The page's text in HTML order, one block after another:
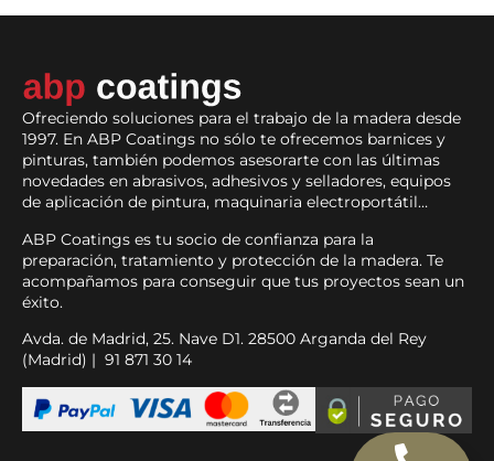
Ofreciendo soluciones para el trabajo de la madera desde
1997. En ABP Coatings no sólo te ofrecemos barnices y
pinturas, también podemos asesorarte con las últimas
novedades en abrasivos, adhesivos y selladores, equipos
de aplicación de pintura, maquinaria electroportátil…
ABP Coatings es tu socio de confianza para la
preparación, tratamiento y protección de la madera. Te
acompañamos para conseguir que tus proyectos sean un
éxito.
Avda. de Madrid, 25. Nave D1. 28500 Arganda del Rey
(Madrid) | 91 871 30 14